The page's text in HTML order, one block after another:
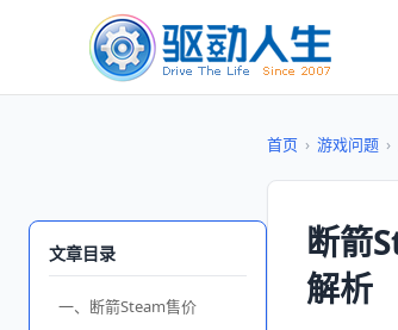
文章目录
一、断箭Steam售价
首页 › 游戏问题 ›
断箭
解析